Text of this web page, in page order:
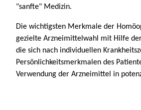
"sanfte" Medizin.
Die wichtigsten Merkmale der
gezielte Arzneimittelwahl mit Hilfe
die sich nach individuellen
Persönlichkeitsmerkmalen des
Verwendung der Arzneimittel in